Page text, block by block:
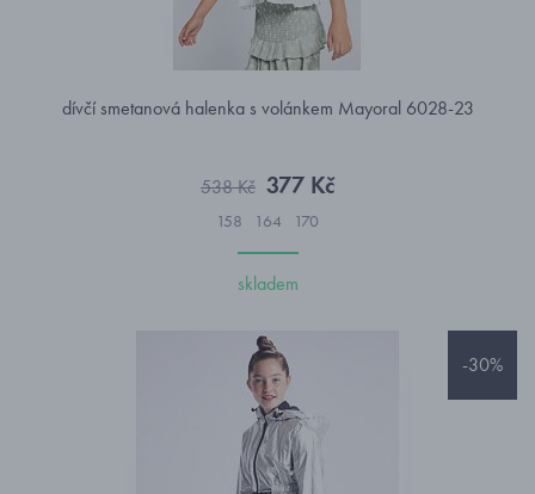
dívčí smetanová halenka s volánkem Mayoral 6028-23
538 Kč 377 Kč
158 164 170
skladem
-30%